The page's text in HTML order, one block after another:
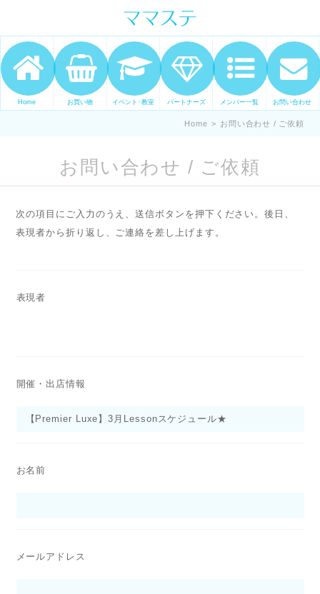
ママの才能発信します。 手づくり
表現ステージ ママステ スキル・セ
ンスを表現したいママが集まって
ます。
Home お買い物 イベント･教室 パートナーズ メンバー一覧 お問い合わせ
Home > お問い合わせ / ご依頼
お問い合わせ / ご依頼
次の項目にご入力のうえ、送信ボタンを押下ください。後日、
表現者から折り返し、ご連絡を差し上げます。
表現者
開催・出店情報
お名前
メールアドレス